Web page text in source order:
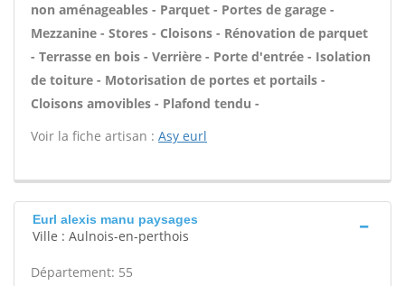
non aménageables - Parquet - Portes de garage -
Mezzanine - Stores - Cloisons - Rénovation de parquet
- Terrasse en bois - Verrière - Porte d'entrée - Isolation
de toiture - Motorisation de portes et portails -
Cloisons amovibles - Plafond tendu -
Voir la fiche artisan : Asy eurl
Eurl alexis manu paysages
Ville : Aulnois-en-perthois
Département: 55